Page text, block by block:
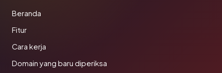
Beranda
Fitur
Cara kerja
Domain yang baru diperiksa